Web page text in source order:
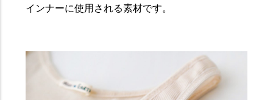
インナーに使用される素材です。